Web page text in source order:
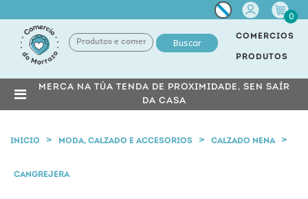
Miña
conta
0
Buscar
COMERCIOS
PRODUTOS
MERCA NA TÚA TENDA DE PROXIMIDADE, SEN SAÍR
DA CASA
INICIO MODA, CALZADO E ACCESORIOS CALZADO NENA
CANGREJERA